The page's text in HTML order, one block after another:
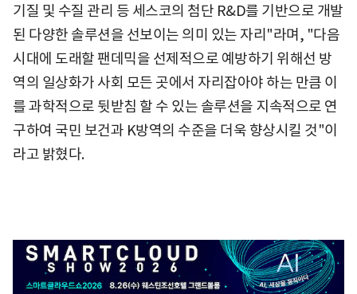
기질 및 수질 관리 등 세스코의 첨단 R&D를 기반으로 개발
된 다양한 솔루션을 선보이는 의미 있는 자리"라며, "다음
시대에 도래할 팬데믹을 선제적으로 예방하기 위해선 방
역의 일상화가 사회 모든 곳에서 자리잡아야 하는 만큼 이
를 과학적으로 뒷받침 할 수 있는 솔루션을 지속적으로 연
구하여 국민 보건과 K방역의 수준을 더욱 향상시킬 것"이
라고 밝혔다.